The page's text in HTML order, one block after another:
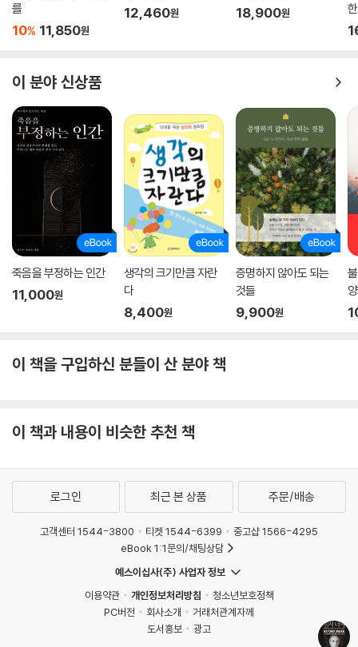
를
10% 11,850원
12,460원 18,900원
이 분야 신상품
죽음을 부정하는 인간
11,000원
생각의 크기만큼 자란
다
8,400원
증명하지 않아도 되는
것들
9,900원
이 책을 구입하신 분들이 산 분야 책
이 책과 내용이 비슷한 추천 책
로그인 최근 본 상품 주문/배송
고객센터 1544-3800 티켓 1544-6399
중고샵 1566-4295
eBook 1:1문의/채팅상담
예스이십사(주) 사업자 정보
이용약관
개인정보처리방침
청소년보호정책
PC버전
회사소개
거래처관계자께
도서홍보
광고